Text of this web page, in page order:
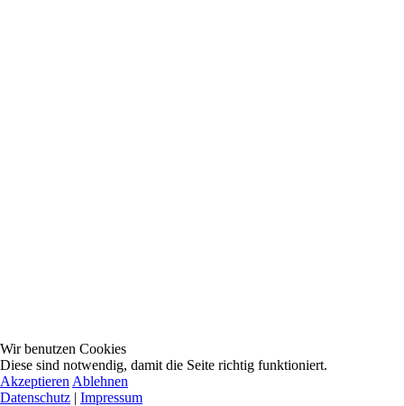
Wir benutzen Cookies
Diese sind notwendig, damit die Seite richtig funktioniert.
Akzeptieren Ablehnen
Datenschutz | Impressum